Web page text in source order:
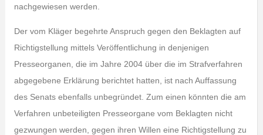
nachgewiesen werden.
Der vom Kläger begehrte Anspruch gegen den Beklagten auf
Richtigstellung mittels Veröffentlichung in denjenigen
Presseorganen, die im Jahre 2004 über die im Strafverfahren
abgegebene Erklärung berichtet hatten, ist nach Auffassung
des Senats ebenfalls unbegründet. Zum einen könnten die am
Verfahren unbeteiligten Presseorgane vom Beklagten nicht
gezwungen werden, gegen ihren Willen eine Richtigstellung zu